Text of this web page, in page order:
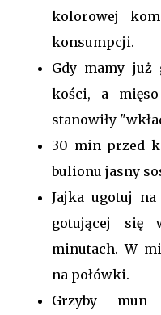
kolorowej
konsumpcji.
Gdy mamy już
kości, a
stanowiły
30 min przed
bulionu jasny
Jajka ugotuj
gotującej się
minutach. W
na połówki.
Grzyby